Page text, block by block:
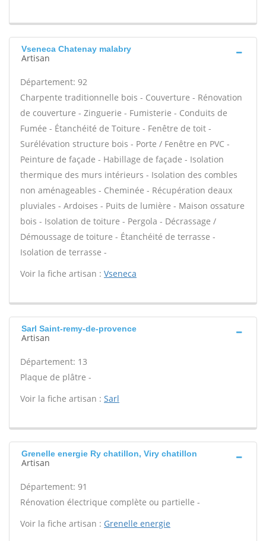
Vseneca Chatenay malabry
Artisan
Département: 92
Charpente traditionnelle bois - Couverture - Rénovation
de couverture - Zinguerie - Fumisterie - Conduits de
Fumée - Étanchéité de Toiture - Fenêtre de toit -
Surélévation structure bois - Porte / Fenêtre en PVC -
Peinture de façade - Habillage de façade - Isolation
thermique des murs intérieurs - Isolation des combles
non aménageables - Cheminée - Récupération deaux
pluviales - Ardoises - Puits de lumière - Maison ossature
bois - Isolation de toiture - Pergola - Décrassage /
Démoussage de toiture - Étanchéité de terrasse -
Isolation de terrasse -
Voir la fiche artisan : Vseneca
Sarl Saint-remy-de-provence
Artisan
Département: 13
Plaque de plâtre -
Voir la fiche artisan : Sarl
Grenelle energie Ry chatillon, Viry chatillon
Artisan
Département: 91
Rénovation électrique complète ou partielle -
Voir la fiche artisan : Grenelle energie